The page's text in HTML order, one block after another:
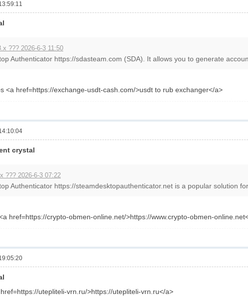
??? 2026-6-3 11:50
Authenticator https://sdasteam.com (SDA). It allows you to generate
<a href=https://exchange-usdt-cash.com/>usdt to rub exchanger</a>
crystal
??? 2026-6-3 07:22
Authenticator https://steamdesktopauthenticator.net is a popular solution
href=https://crypto-obmen-online.net/>https://www.crypto-obmen-
utepliteli-vrn.ru/>https://utepliteli-vrn.ru</a>